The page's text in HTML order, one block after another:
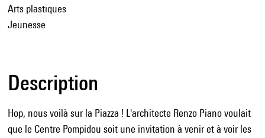
Arts plastiques
Jeunesse
Description
Hop, nous voilà sur la Piazza ! L'architecte Renzo Piano voulait
que le Centre Pompidou soit une invitation à venir et à voir les